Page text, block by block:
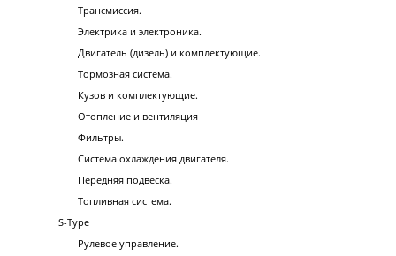
Трансмиссия.
Электрика и электроника.
Двигатель (дизель) и комплектующие.
Тормозная система.
Кузов и комплектующие.
Отопление и вентиляция
Фильтры.
Система охлаждения двигателя.
Передняя подвеска.
Топливная система.
S-Type
Рулевое управление.